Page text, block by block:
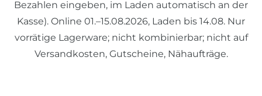
Bezahlen eingeben, im Laden automatisch an der
Kasse). Online 01.–15.08.2026, Laden bis 14.08. Nur
vorrätige Lagerware; nicht kombinierbar; nicht auf
Versandkosten, Gutscheine, Nähaufträge.